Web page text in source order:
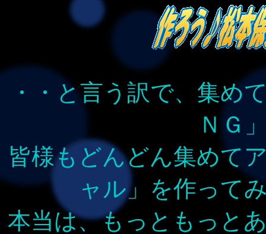
・・と言う訳で、集め
ＮＧ
皆様もどんどん集めて
ャル」を作って
本当は、もっともっと